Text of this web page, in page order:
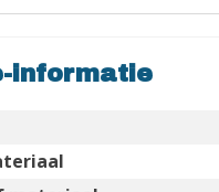
informatie